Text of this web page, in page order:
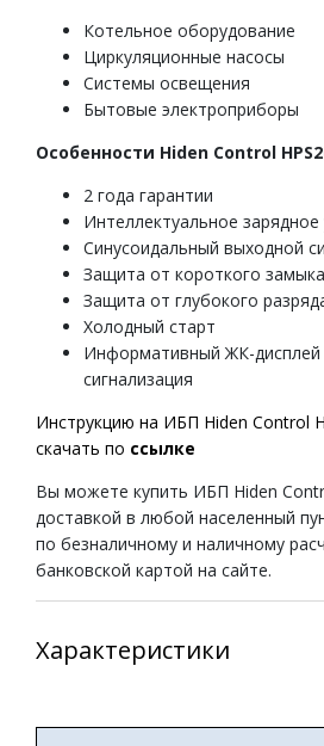
Котельное оборудование
Циркуляционные насосы
Системы освещения
Бытовые электроприборы
Особенности Hiden Control
2 года гарантии
Интеллектуальное зарядное
Синусоидальный выходной
Защита от короткого
Защита от глубокого
Холодный старт
Информативный ЖК-дисплей
сигнализация
Инструкцию на ИБП Hiden Control
скачать по ссылке
Вы можете купить ИБП Hiden
доставкой в любой населенный
по безналичному и наличному
банковской картой на сайте.
Характеристики